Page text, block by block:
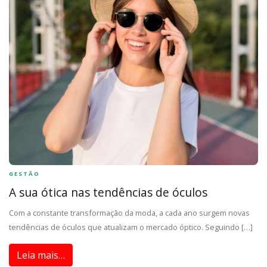
GESTÃO
A sua ótica nas tendências de óculos
Com a constante transformação da moda, a cada ano surgem novas
tendências de óculos que atualizam o mercado óptico. Seguindo […]
Leia mais…